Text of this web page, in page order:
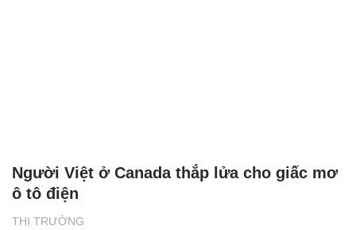
THỊ TRƯỜNG
Người Việt ở Canada thắp lửa cho giấc mơ
ô tô điện